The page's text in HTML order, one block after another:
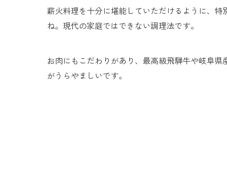
薪火料理を十分に堪能していただけるように、
ね。現代の家庭ではできない調理法です。
お肉にもこだわりがあり、最高級飛騨牛や岐阜
がうらやましいです。